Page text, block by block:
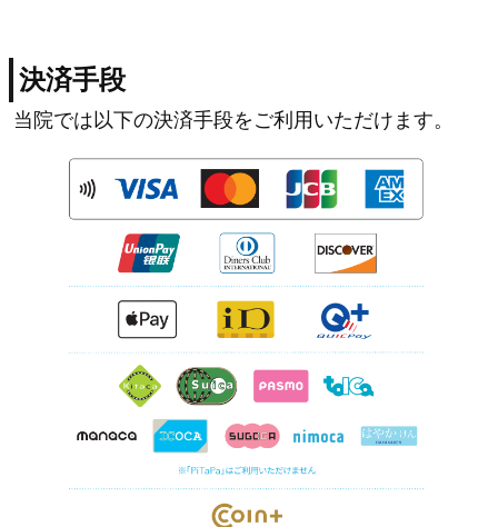
決済手段
当院では以下の決済手段をご利用いただけます。